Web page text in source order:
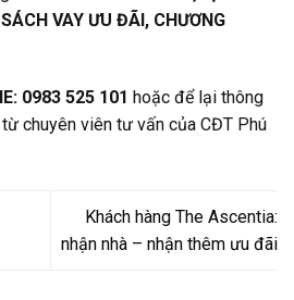
VAY ƯU ĐÃI, CHƯƠNG
0983 525 101 hoặc để lại thông
chuyên viên tư vấn của CĐT Phú
Khách hàng The Ascentia:
nhận nhà – nhận thêm ưu đãi